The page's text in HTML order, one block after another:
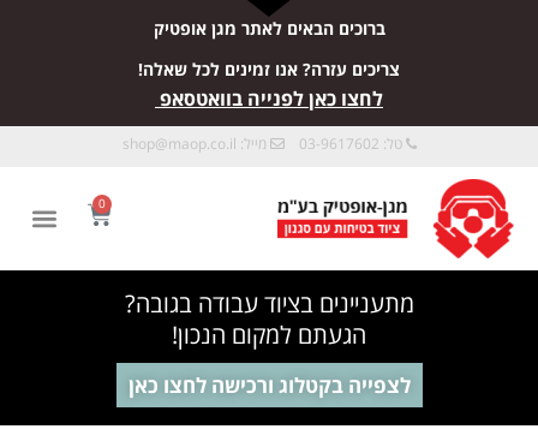
ברוכים הבאים לאתר מגן אופטיק
צריכים עזרה? אנו זמינים לכל שאלה!
לחצו כאן לפנייה בוואטסאפ
טל: 03-9617602 מייל: shop@maop.co.il
0
מתעניינים בציוד עבודה בגובה?
הגעתם למקום הנכון!
לצפייה בקטלוג ורכישה לחצו כאן